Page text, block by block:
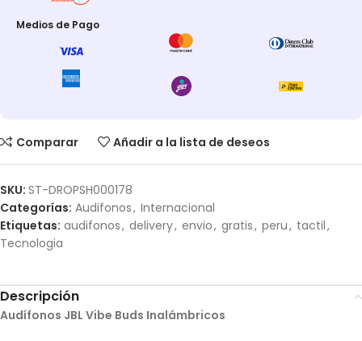
Medios de Pago
Comparar Añadir a la lista de deseos
SKU: ST-DROPSH000178
Categorías: Audifonos, Internacional
Etiquetas: audifonos, delivery, envio, gratis, peru, tactil,
Tecnologia
Descripción
Audífonos JBL Vibe Buds Inalámbricos